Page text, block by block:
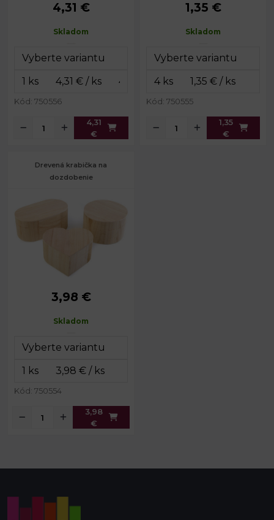
Rozmery:
12 x 12 cm
4,31 €
Skladom
Kód: 750556
4,31
€
Priemer:
7 cm
1,35 €
Skladom
Kód: 750555
1,35
€
Drevená krabička na
dozdobenie
Rozmery:
8,5 - 15 cm
3,98 €
Skladom
Kód: 750554
3,98
€